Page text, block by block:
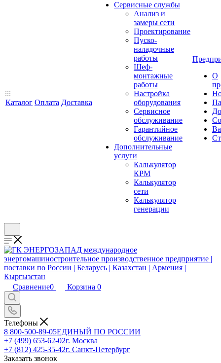
Каталог Оплата Доставка
Сервисные службы
Анализ и
замеры сети
Проектирование
Пуско-
наладочные
работы
Шеф-
монтажные
работы
Настройка
оборудования
Сервисное
обслуживание
Гарантийное
обслуживание
Дополнительные
услуги
Калькулятор
КРМ
Калькулятор
сети
Калькулятор
генерации
О
Сравнение0 Корзина 0
Телефоны
8 800-500-89-05ЕДИНЫЙ ПО РОССИИ
+7 (499) 653-62-02г. Москва
+7 (812) 425-35-42г. Санкт-Петербург
Заказать звонок